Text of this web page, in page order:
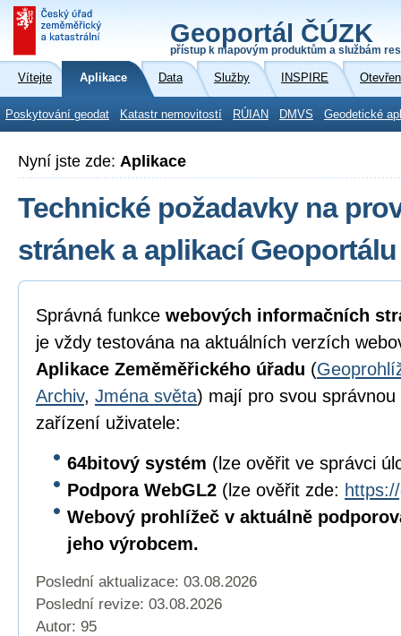
Geoportál ČÚZK
přístup k mapovým produktům a službám
Vítejte Aplikace Data Služby INSPIRE
Poskytování geodat Katastr nemovitostí RÚIAN DMVS Geodetické
Nyní jste zde: Aplikace
Technické požadavky na
stránek a aplikací Geoportálu
Správná funkce webových informačních
je vždy testována na aktuálních verzích
Aplikace Zeměměřického úřadu (
Archiv, Jména světa) mají pro svou
zařízení uživatele:
64bitový systém (lze ověřit ve správci
Podpora WebGL2 (lze ověřit zde:
Webový prohlížeč v aktuálně
jeho výrobcem.
Poslední aktualizace: 03.08.2026
Poslední revize: 03.08.2026
Autor: 95